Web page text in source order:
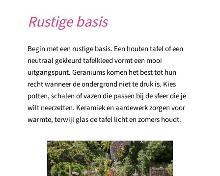
Rustige basis
Begin met een rustige basis. Een houten tafel of een
neutraal gekleurd tafelkleed vormt een mooi
uitgangspunt. Geraniums komen het best tot hun
recht wanneer de ondergrond niet te druk is. Kies
potten, schalen of vazen die passen bij de sfeer die je
wilt neerzetten. Keramiek en aardewerk zorgen voor
warmte, terwijl glas de tafel licht en zomers houdt.